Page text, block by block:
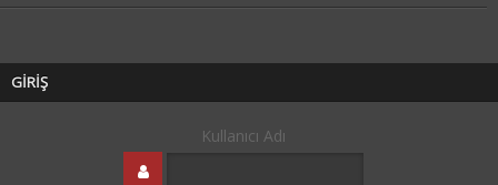
GİRİŞ
Kullanıcı Adı